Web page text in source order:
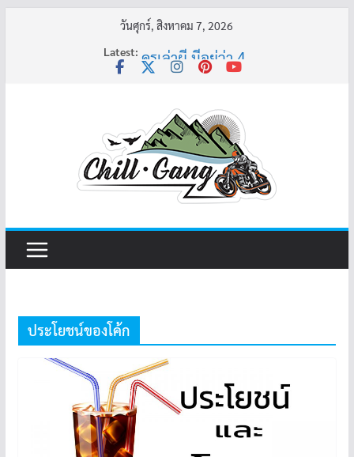
วันศุกร์, สิงหาคม 7, 2026
Latest: ครูเล่าผี มีอยู่ว่า 4
ครูเล่าผี มีอยู่ว่า 5
คุณยายบัวลอย
อ้วนแต่พยายาม 2
ประโยชน์ของโค้ก